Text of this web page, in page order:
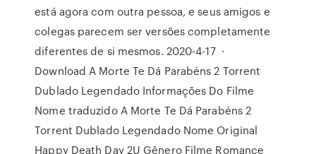
está agora com outra pessoa, e seus amigos e
colegas parecem ser versões completamente
diferentes de si mesmos. 2020-4-17 ·
Download A Morte Te Dá Parabéns 2 Torrent
Dublado Legendado Informações Do Filme
Nome traduzido A Morte Te Dá Parabéns 2
Torrent Dublado Legendado Nome Original
Happy Death Day 2U Gênero Filme Romance